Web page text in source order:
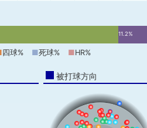
11.2%
四球% ■死球% ■HR%
被打球方向